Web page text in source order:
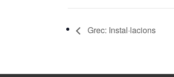
Grec: Instal·lacions